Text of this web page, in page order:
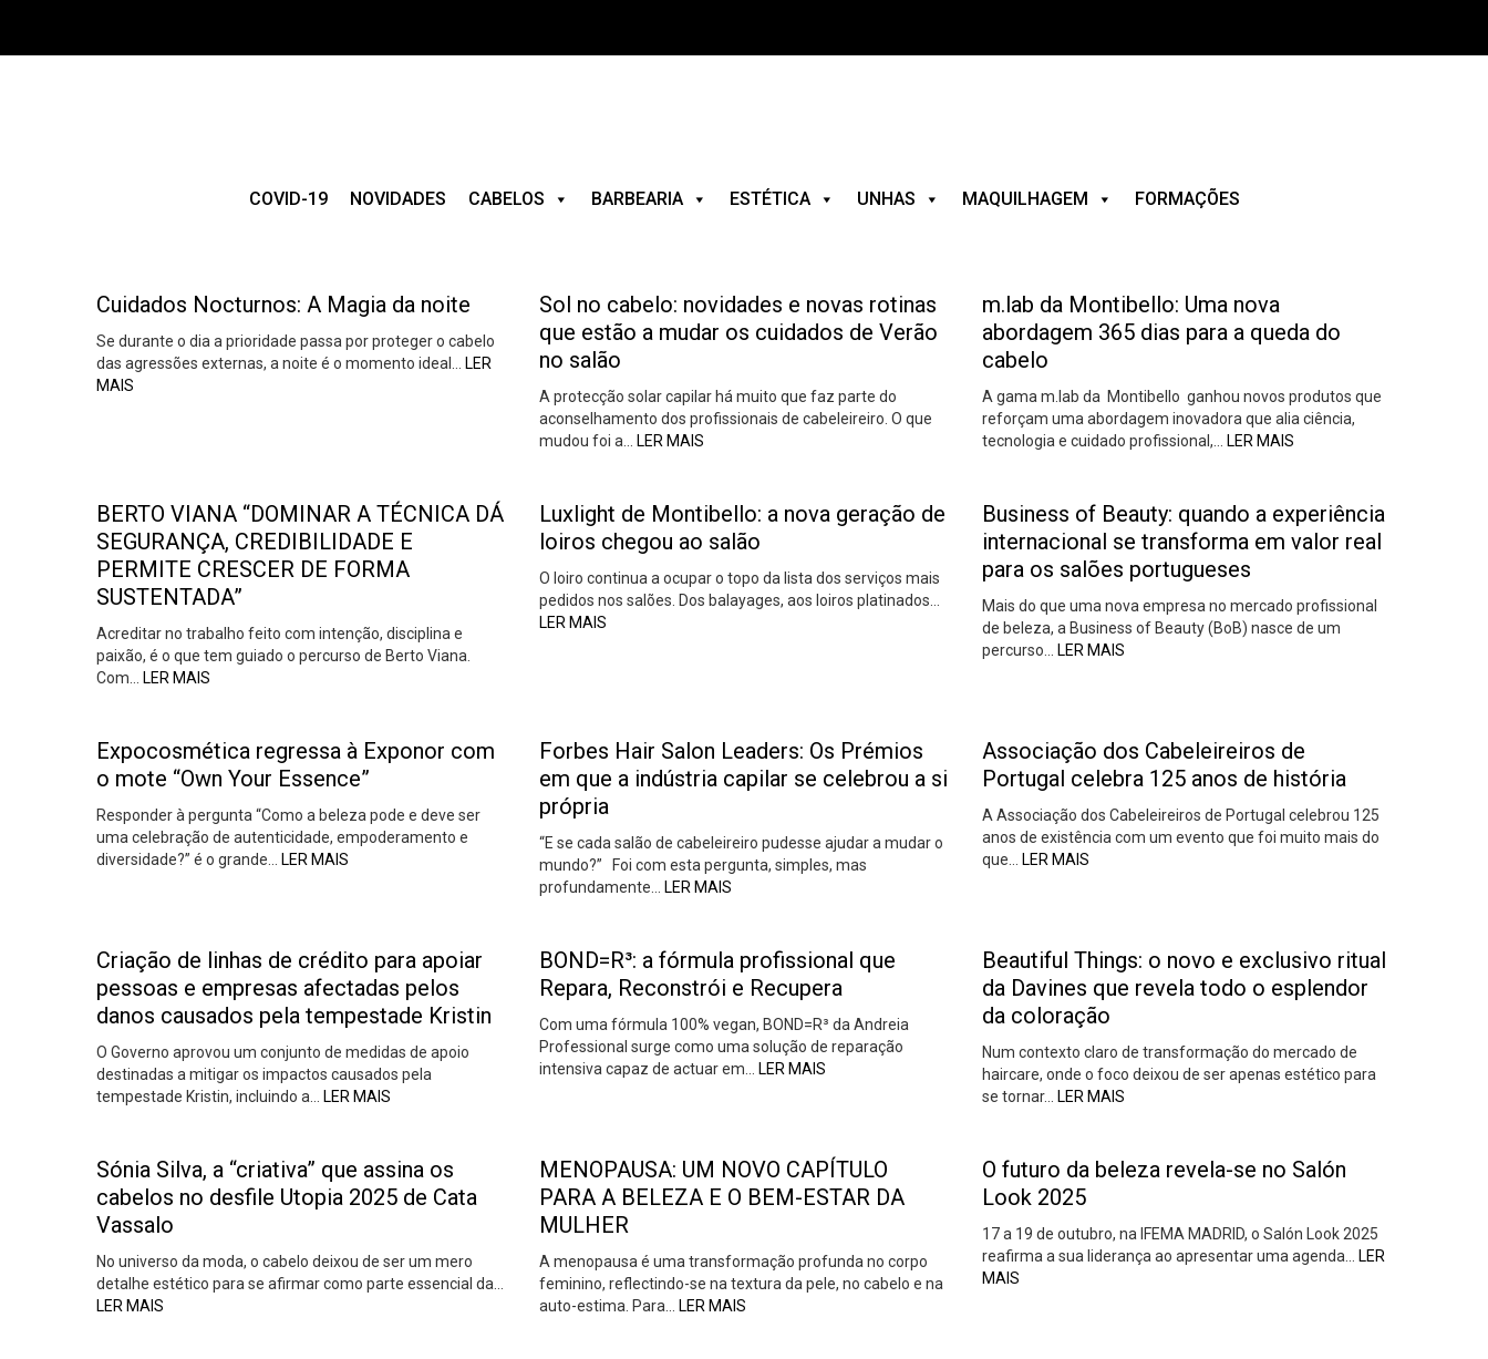
COVID-19 NOVIDADES CABELOS BARBEARIA ESTÉTICA UNHAS MAQUILHAGEM FORMAÇÕES
Cuidados Nocturnos: A Magia da noite
Se durante o dia a prioridade passa por proteger o cabelo
das agressões externas, a noite é o momento ideal…
LER
MAIS
Sol no cabelo: novidades e novas rotinas
que estão a mudar os cuidados de Verão
no salão
A protecção solar capilar há muito que faz parte do
aconselhamento dos profissionais de cabeleireiro. O que
mudou foi a…
LER MAIS
m.lab da Montibello: Uma nova
abordagem 365 dias para a queda do
cabelo
A gama m.lab da Montibello ganhou novos produtos que
reforçam uma abordagem inovadora que alia ciência,
tecnologia e cuidado profissional,…
LER MAIS
BERTO VIANA “DOMINAR A TÉCNICA DÁ
SEGURANÇA, CREDIBILIDADE E
PERMITE CRESCER DE FORMA
SUSTENTADA”
Acreditar no trabalho feito com intenção, disciplina e
paixão, é o que tem guiado o percurso de Berto Viana.
Com…
LER MAIS
Luxlight de Montibello: a nova geração de
loiros chegou ao salão
O loiro continua a ocupar o topo da lista dos serviços mais
pedidos nos salões. Dos balayages, aos loiros platinados…
LER MAIS
Business of Beauty: quando a experiência
internacional se transforma em valor real
para os salões portugueses
Mais do que uma nova empresa no mercado profissional
de beleza, a Business of Beauty (BoB) nasce de um
percurso…
LER MAIS
Expocosmética regressa à Exponor com
o mote “Own Your Essence”
Responder à pergunta “Como a beleza pode e deve ser
uma celebração de autenticidade, empoderamento e
diversidade?” é o grande…
LER MAIS
Forbes Hair Salon Leaders: Os Prémios
em que a indústria capilar se celebrou a si
própria
“E se cada salão de cabeleireiro pudesse ajudar a mudar o
mundo?” Foi com esta pergunta, simples, mas
profundamente…
LER MAIS
Associação dos Cabeleireiros de
Portugal celebra 125 anos de história
A Associação dos Cabeleireiros de Portugal celebrou 125
anos de existência com um evento que foi muito mais do
que…
LER MAIS
Criação de linhas de crédito para apoiar
pessoas e empresas afectadas pelos
danos causados pela tempestade Kristin
O Governo aprovou um conjunto de medidas de apoio
destinadas a mitigar os impactos causados pela
tempestade Kristin, incluindo a…
LER MAIS
BOND=R³: a fórmula profissional que
Repara, Reconstrói e Recupera
Com uma fórmula 100% vegan, BOND=R³ da Andreia
Professional surge como uma solução de reparação
intensiva capaz de actuar em…
LER MAIS
Beautiful Things: o novo e exclusivo ritual
da Davines que revela todo o esplendor
da coloração
Num contexto claro de transformação do mercado de
haircare, onde o foco deixou de ser apenas estético para
se tornar…
LER MAIS
Sónia Silva, a “criativa” que assina os
cabelos no desfile Utopia 2025 de Cata
Vassalo
No universo da moda, o cabelo deixou de ser um mero
detalhe estético para se afirmar como parte essencial da…
LER MAIS
MENOPAUSA: UM NOVO CAPÍTULO
PARA A BELEZA E O BEM-ESTAR DA
MULHER
A menopausa é uma transformação profunda no corpo
feminino, reflectindo-se na textura da pele, no cabelo e na
auto-estima. Para…
LER MAIS
O futuro da beleza revela-se no Salón
Look 2025
17 a 19 de outubro, na IFEMA MADRID, o Salón Look 2025
reafirma a sua liderança ao apresentar uma agenda…
LER
MAIS